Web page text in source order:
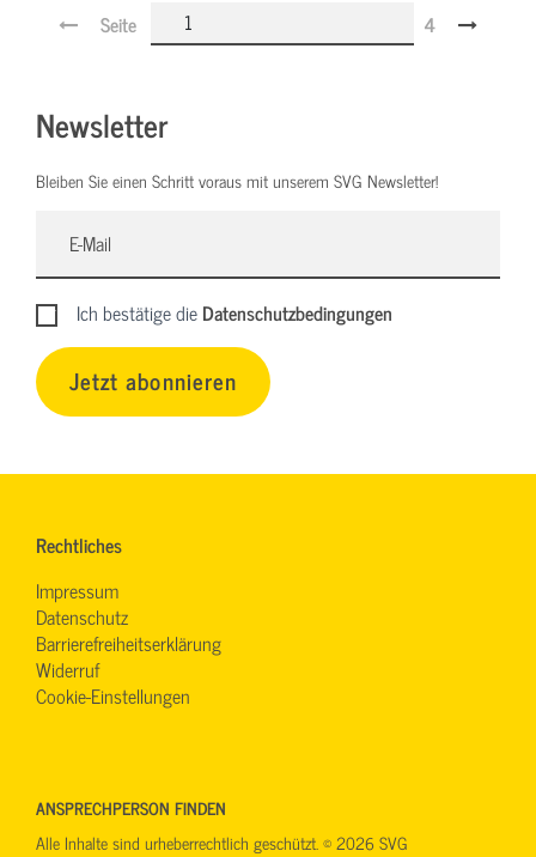
Seite 4
Newsletter
Bleiben Sie einen Schritt voraus mit unserem SVG Newsletter!
Ich bestätige dieDatenschutzbedingungen
Jetzt abonnieren
Rechtliches
Impressum
Datenschutz
Barrierefreiheitserklärung
Widerruf
Cookie-Einstellungen
ANSPRECHPERSON FINDEN
Alle Inhalte sind urheberrechtlich geschützt. © 2026 SVG